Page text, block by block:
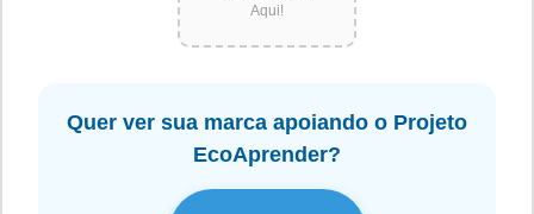
Aqui!
Quer ver sua marca apoiando o Projeto
EcoAprender?